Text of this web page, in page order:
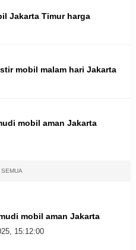
Jakarta Timur harga
mobil malam hari Jakarta
mobil aman Jakarta
SEMUA
mobil aman Jakarta
15:12:00